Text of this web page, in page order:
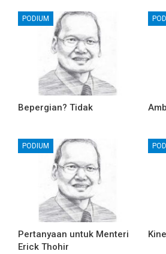
PODIUM
Bepergian? Tidak
PODIUM
Pertanyaan untuk Menteri
Erick Thohir